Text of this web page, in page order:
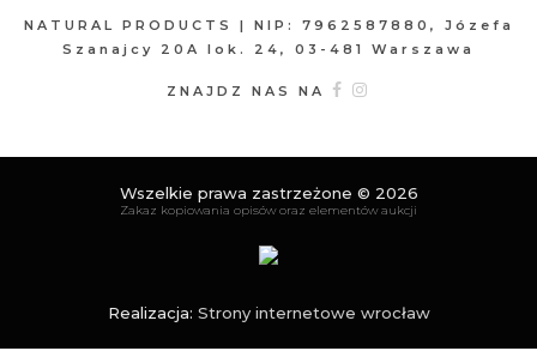
NATURAL PRODUCTS | NIP: 7962587880, Józefa
Szanajcy 20A lok. 24, 03-481 Warszawa
ZNAJDZ NAS NA
Wszelkie prawa zastrzeżone © 2026
Zakaz kopiowania opisów oraz elementów aukcji
Realizacja: Strony internetowe wrocław